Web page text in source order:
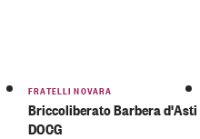
FRATELLI NOVARA
Briccoliberato Barbera d'Asti
DOCG